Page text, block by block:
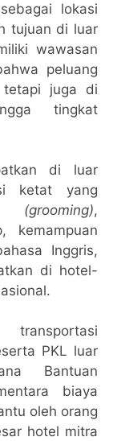
lokasi
tujuan di luar
wawasan
peluang
juga di
tingkat
di luar
ketat yang
(grooming),
kemampuan
Inggris,
di hotel-
PKL luar
Bantuan
biaya
oleh orang
hotel mitra